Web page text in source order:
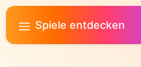
Zum
Inhalt
springen
Spiele entdecken